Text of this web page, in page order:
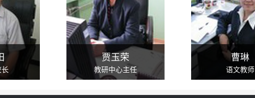
升。
的妨碍其成长的障碍，促进学生德、智、体、美、劳全面发展，提高学生的全
人生态度和道德水准，真正成为的高素质人才，进而成就人生的梦想。
贾玉荣
教研中心主任
曹琳
语文教师